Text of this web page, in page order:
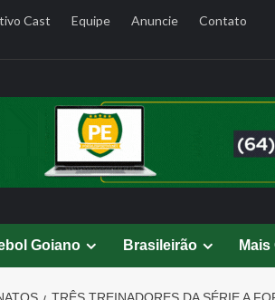
Cast Equipe Anuncie Contato
Goiano Brasileirão